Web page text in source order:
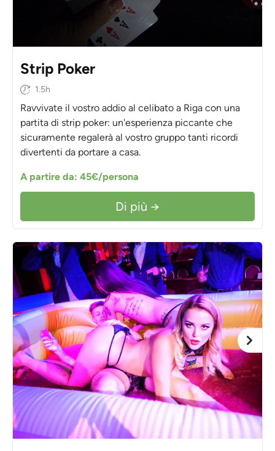
Strip Poker
1.5h
Ravvivate il vostro addio al celibato a Riga con una
partita di strip poker: un'esperienza piccante che
sicuramente regalerà al vostro gruppo tanti ricordi
divertenti da portare a casa.
A partire da: 45€/persona
Di più →